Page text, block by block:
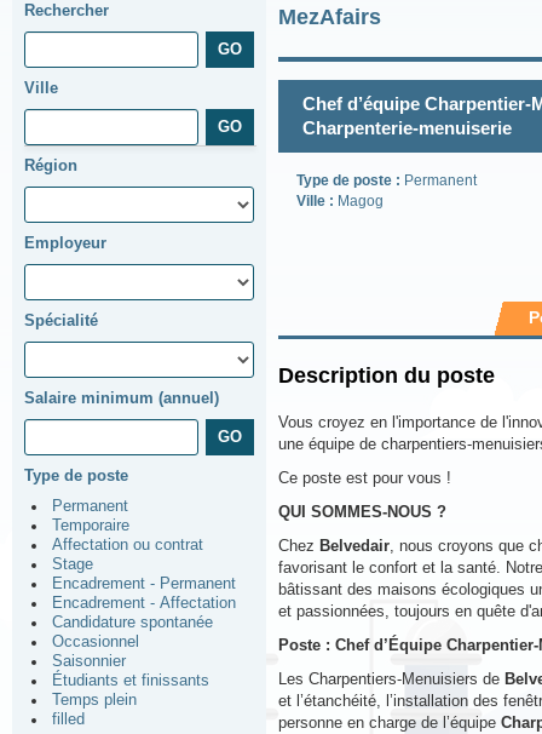
Rechercher
Ville
Région
Employeur
Spécialité
Salaire minimum (annuel)
Type de poste
Permanent
Temporaire
Affectation ou contrat
Stage
Encadrement - Permanent
Encadrement - Affectation
Candidature spontanée
Occasionnel
Saisonnier
Étudiants et finissants
Temps plein
filled
MezAfairs
Chef d’équipe Charpentier-
Charpenterie-menuiserie
Type de poste : Permanent
Ville : Magog
Description du poste
Vous croyez en l'importance de
une équipe de charpentiers-
Ce poste est pour vous !
QUI SOMMES-NOUS ?
Chez Belvedair, nous croyons que
favorisant le confort et la santé.
bâtissant des maisons écologiques
et passionnées, toujours en quête
Poste : Chef d’Équipe
Les Charpentiers-Menuisiers de
et l’étanchéité, l’installation des
personne en charge de l’équipe